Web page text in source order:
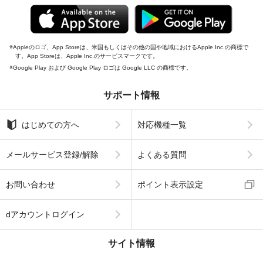
Appleのロゴ、App Storeは、米国もしくはその他の国や地域におけるApple Inc.の商標で
す。App Storeは、Apple Inc.のサービスマークです。
Google Play および Google Play ロゴは Google LLC の商標です。
サポート情報
はじめての方へ 対応機種一覧
メールサービス登録/解除 よくある質問
お問い合わせ ポイント表示設定
dアカウントログイン
サイト情報